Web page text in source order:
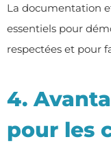
La documentation
essentiels pour
respectées et pour
4.
pour les